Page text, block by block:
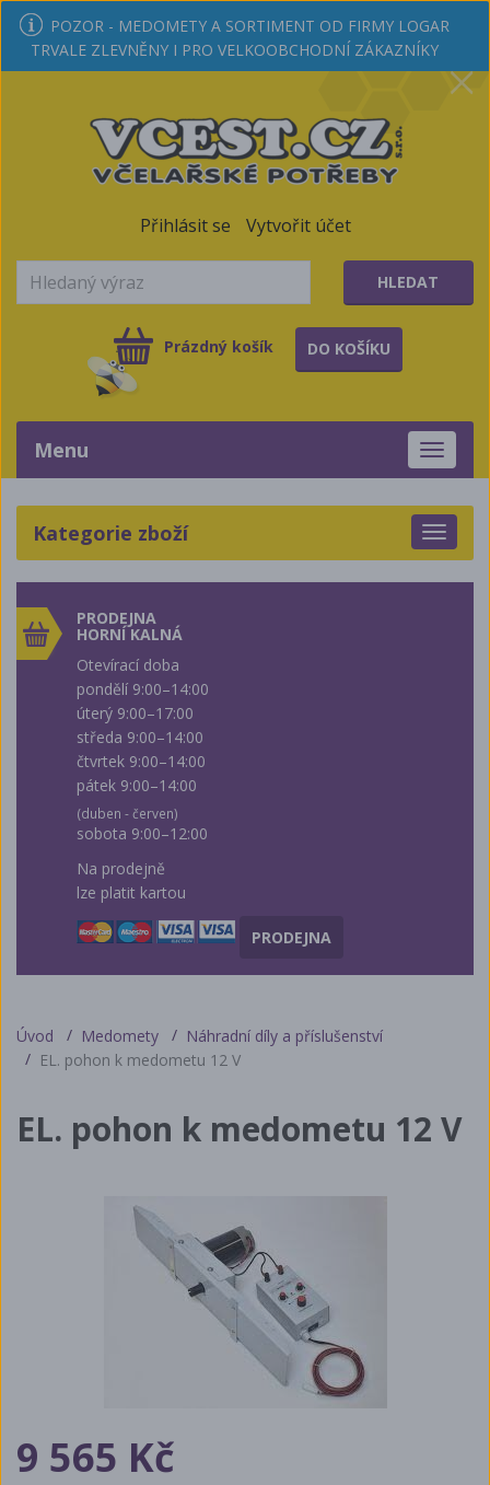
POZOR - MEDOMETY A SORTIMENT OD FIRMY LOGAR
TRVALE ZLEVNĚNY I PRO VELKOOBCHODNÍ ZÁKAZNÍKY
Přihlásit se Vytvořit účet
HLEDAT
Prázdný košík DO KOŠÍKU
Toggle
Menu
Toggle
Kategorie zboží
PRODEJNA
HORNÍ KALNÁ
Otevírací doba
pondělí 9:00–14:00
úterý 9:00–17:00
středa 9:00–14:00
čtvrtek 9:00–14:00
pátek 9:00–14:00
(duben - červen)
sobota 9:00–12:00
Na prodejně
lze platit kartou
PRODEJNA
Úvod Medomety
Náhradní díly a příslušenství
EL. pohon k medometu 12 V
EL. pohon k medometu 12 V
9 565 Kč